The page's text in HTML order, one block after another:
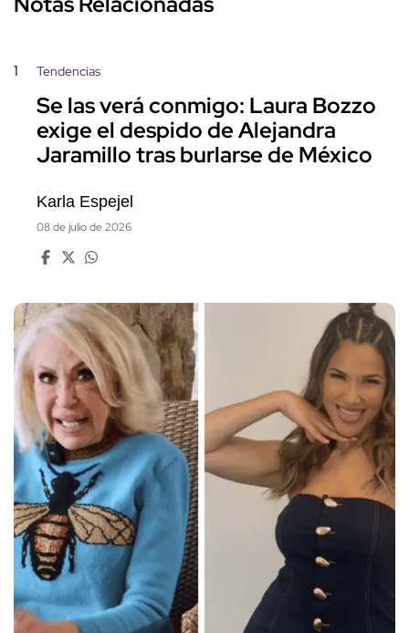
1 Tendencias
Se las verá conmigo: Laura Bozzo
exige el despido de Alejandra
Jaramillo tras burlarse de México
Karla Espejel
08 de julio de 2026